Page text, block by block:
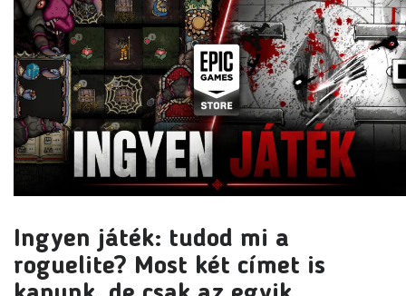
Ingyen játék: tudod mi a
roguelite? Most két címet is